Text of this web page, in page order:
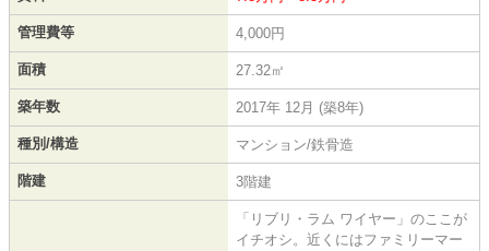
管理費等 4,000円
面積 27.32㎡
築年数 2017年 12月 (築8年)
種別/構造 マンション/鉄骨造
階建 3階建
「リブリ・ラム ワイヤー」のここが
イチオシ。近くにはファミリーマー